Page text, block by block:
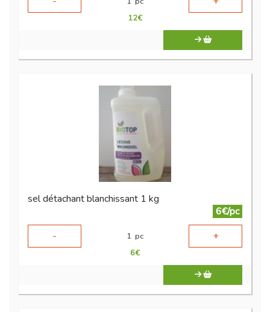
12€
sel détachant blanchissant 1 kg
6€/pc
-
1 pc +
6€